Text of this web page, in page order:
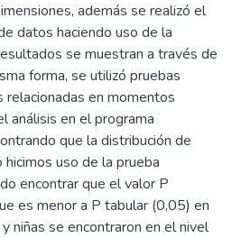
además se realizó el
datos haciendo uso de la
se muestran a través de
forma, se utilizó pruebas
en momentos
análisis en el programa
que la distribución de
uso de la prueba
encontrar que el valor P
es menor a P tabular (0,05) en
niñas se encontraron en el nivel